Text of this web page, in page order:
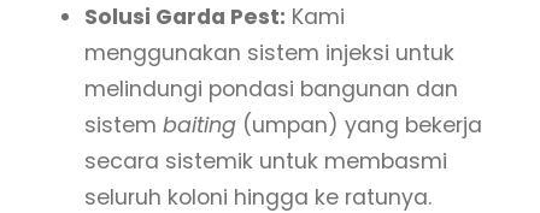
Solusi Garda Pest: Kami
menggunakan sistem injeksi untuk
melindungi pondasi bangunan dan
sistem baiting (umpan) yang bekerja
secara sistemik untuk membasmi
seluruh koloni hingga ke ratunya.